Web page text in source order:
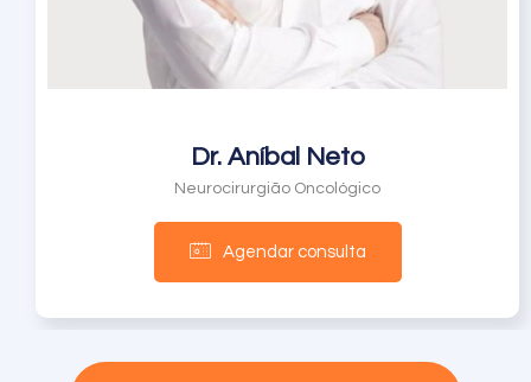
Dr. Aníbal Neto
Neurocirurgião Oncológico
Agendar consulta